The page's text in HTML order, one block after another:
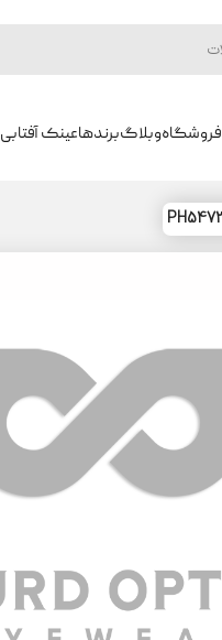
فروشگاهوبلاگبرندهاعینک آفتابی